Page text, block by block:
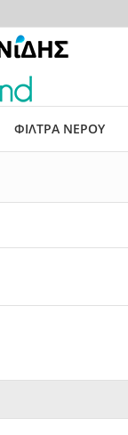
ΦΙΛΤΡΑ ΝΕΡΟΥ